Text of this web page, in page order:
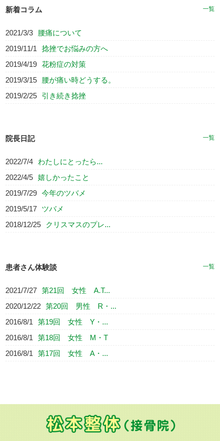
新着コラム 一覧
2021/3/3
腰痛について
2019/11/1
捻挫でお悩みの方へ
2019/4/19
花粉症の対策
2019/3/15
腰が痛い時どうする。
2019/2/25
引き続き捻挫
院長日記 一覧
2022/7/4
わたしにとったら...
2022/4/5
嬉しかったこと
2019/7/29
今年のツバメ
2019/5/17
ツバメ
2018/12/25
クリスマスのプレ...
患者さん体験談 一覧
2021/7/27
第21回 女性 A.T...
2020/12/22
第20回 男性 R・...
2016/8/1
第19回 女性 Y・...
2016/8/1
第18回 女性 M・T
2016/8/1
第17回 女性 A・...